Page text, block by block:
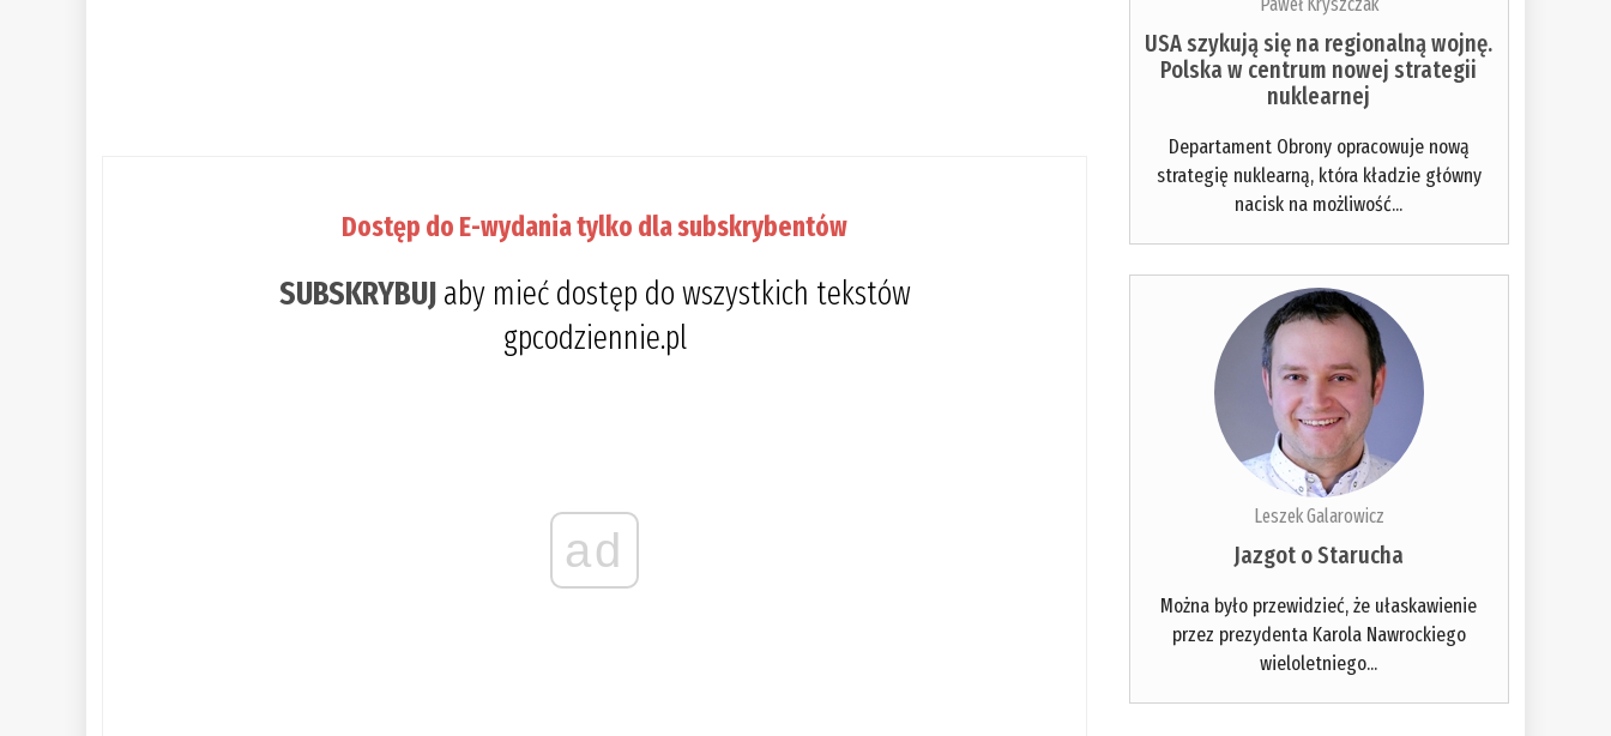
Dostęp do E-wydania tylko dla subskrybentów
SUBSKRYBUJaby mieć dostęp do wszystkich tekstów
gpcodziennie.pl
ad
USA szykują się na regionalną wojnę.
Polska w centrum nowej strategii
nuklearnej
Departament Obrony opracowuje nową
strategię nuklearną, która kładzie główny
nacisk na możliwość...
Leszek Galarowicz
Jazgot o Starucha
Można było przewidzieć, że ułaskawienie
przez prezydenta Karola Nawrockiego
wieloletniego...